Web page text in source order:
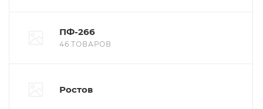
ПФ-266
46 ТОВАРОВ
Ростов